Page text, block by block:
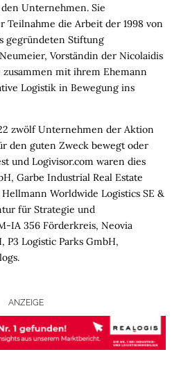
Unternehmen. Sie
die Arbeit der 1998 von
gegründeten Stiftung
Vorständin der Nicolaidis
mit ihrem Ehemann
Logistik in Bewegung ins
zwölf Unternehmen der Aktion
den guten Zweck bewegt oder
und Logivisor.com waren dies
Garbe Industrial Real Estate
Worldwide Logistics SE &
für Strategie und
IA 356 Förderkreis, Neovia
P3 Logistic Parks GmbH,
ANZEIGE